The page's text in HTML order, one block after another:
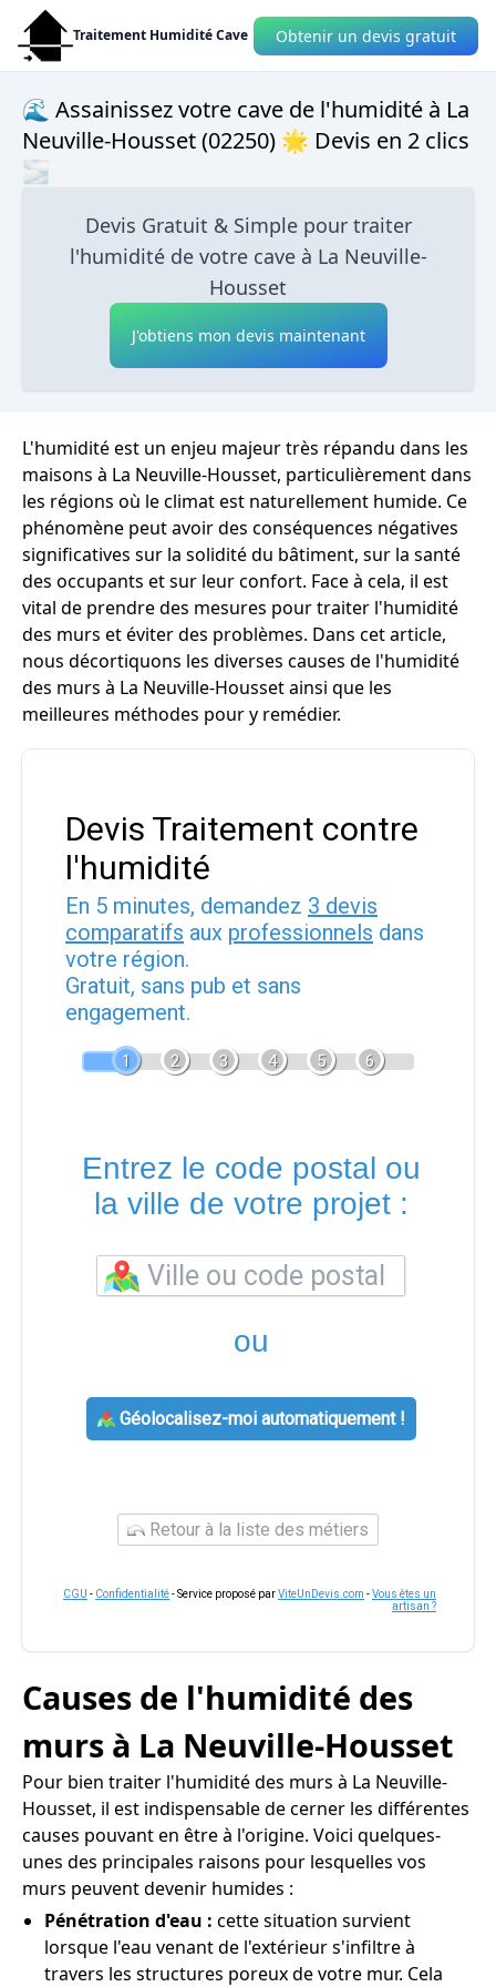
Traitement Humidité Cave Obtenir un devis gratuit
🌊 Assainissez votre cave de l'humidité à La
Neuville-Housset (02250) 🌟 Devis en 2 clics
🌫
Devis Gratuit & Simple pour traiter
l'humidité de votre cave à La Neuville-
Housset
J'obtiens mon devis maintenant
L'humidité est un enjeu majeur très répandu dans les
maisons à La Neuville-Housset, particulièrement dans
les régions où le climat est naturellement humide. Ce
phénomène peut avoir des conséquences négatives
significatives sur la solidité du bâtiment, sur la santé
des occupants et sur leur confort. Face à cela, il est
vital de prendre des mesures pour traiter l'humidité
des murs et éviter des problèmes. Dans cet article,
nous décortiquons les diverses causes de l'humidité
des murs à La Neuville-Housset ainsi que les
meilleures méthodes pour y remédier.
Devis Traitement contre
l'humidité
En 5 minutes, demandez 3 devis
comparatifs aux professionnels dans
votre région.
Gratuit, sans pub et sans
engagement.
1 2 3 4 5 6
Entrez le code postal ou
la ville de votre projet :
ou
Géolocalisez-moi automatiquement !
Retour à la liste des métiers
CGU - Confidentialité- Service proposé parViteUnDevis.com -Vous êtes un
artisan ?
Causes de l'humidité des
murs à La Neuville-Housset
Pour bien traiter l'humidité des murs à La Neuville-
Housset, il est indispensable de cerner les différentes
causes pouvant en être à l'origine. Voici quelques-
unes des principales raisons pour lesquelles vos
murs peuvent devenir humides :
Pénétration d'eau : cette situation survient
lorsque l'eau venant de l'extérieur s'infiltre à
travers les structures poreux de votre mur. Cela